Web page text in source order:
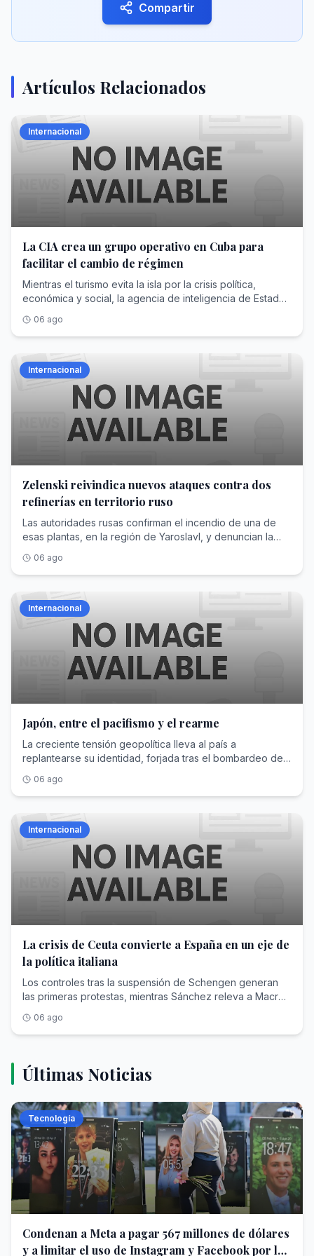
Compartir
Artículos Relacionados
Internacional
La CIA crea un grupo operativo en Cuba para
facilitar el cambio de régimen
Mientras el turismo evita la isla por la crisis política,
económica y social, la agencia de inteligencia de Estados
contingente de espías
06 ago
Internacional
Zelenski reivindica nuevos ataques contra dos
refinerías en territorio ruso
Las autoridades rusas confirman el incendio de una de
esas plantas, en la región de Yaroslavl, y denuncian la
06 ago
Internacional
Japón, entre el pacifismo y el rearme
La creciente tensión geopolítica lleva al país a
replantearse su identidad, forjada tras el bombardeo de
06 ago
Internacional
La crisis de Ceuta convierte a España en un eje de
la política italiana
Los controles tras la suspensión de Schengen generan
las primeras protestas, mientras Sánchez releva a Macron
06 ago
Últimas Noticias
Tecnología
Condenan a Meta a pagar 567 millones de dólares
y a limitar el uso de Instagram y Facebook por los